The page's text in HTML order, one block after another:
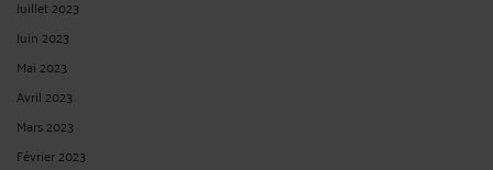
Juillet 2023
Juin 2023
Mai 2023
Avril 2023
Mars 2023
Février 2023